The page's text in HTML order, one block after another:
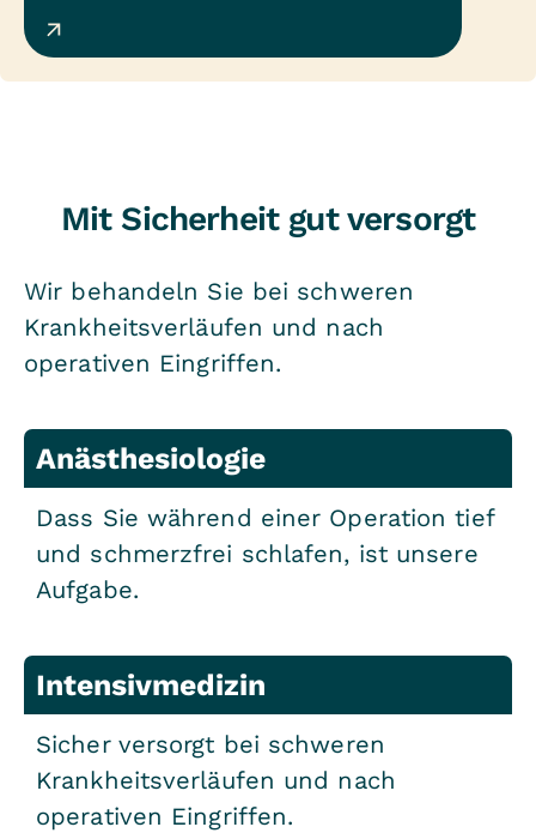
Mit Sicherheit gut versorgt
Wir behandeln Sie bei schweren
Krankheitsverläufen und nach
operativen Eingriffen.
Anästhesiologie
Dass Sie während einer Operation tief
und schmerzfrei schlafen, ist unsere
Aufgabe.
Intensivmedizin
Sicher versorgt bei schweren
Krankheitsverläufen und nach
operativen Eingriffen.